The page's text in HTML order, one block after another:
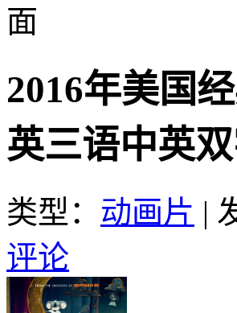
面
2016年美国
英三语中英
类型： 动画片 |
评论